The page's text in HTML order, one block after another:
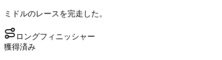
ミドルのレースを完走した。
ロングフィニッシャー
獲得済み